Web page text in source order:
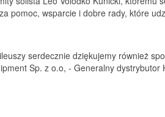
pomoc, wsparcie i dobre rady, które
serdecznie dziękujemy również
Sp. z o.o, - Generalny dystrybutor